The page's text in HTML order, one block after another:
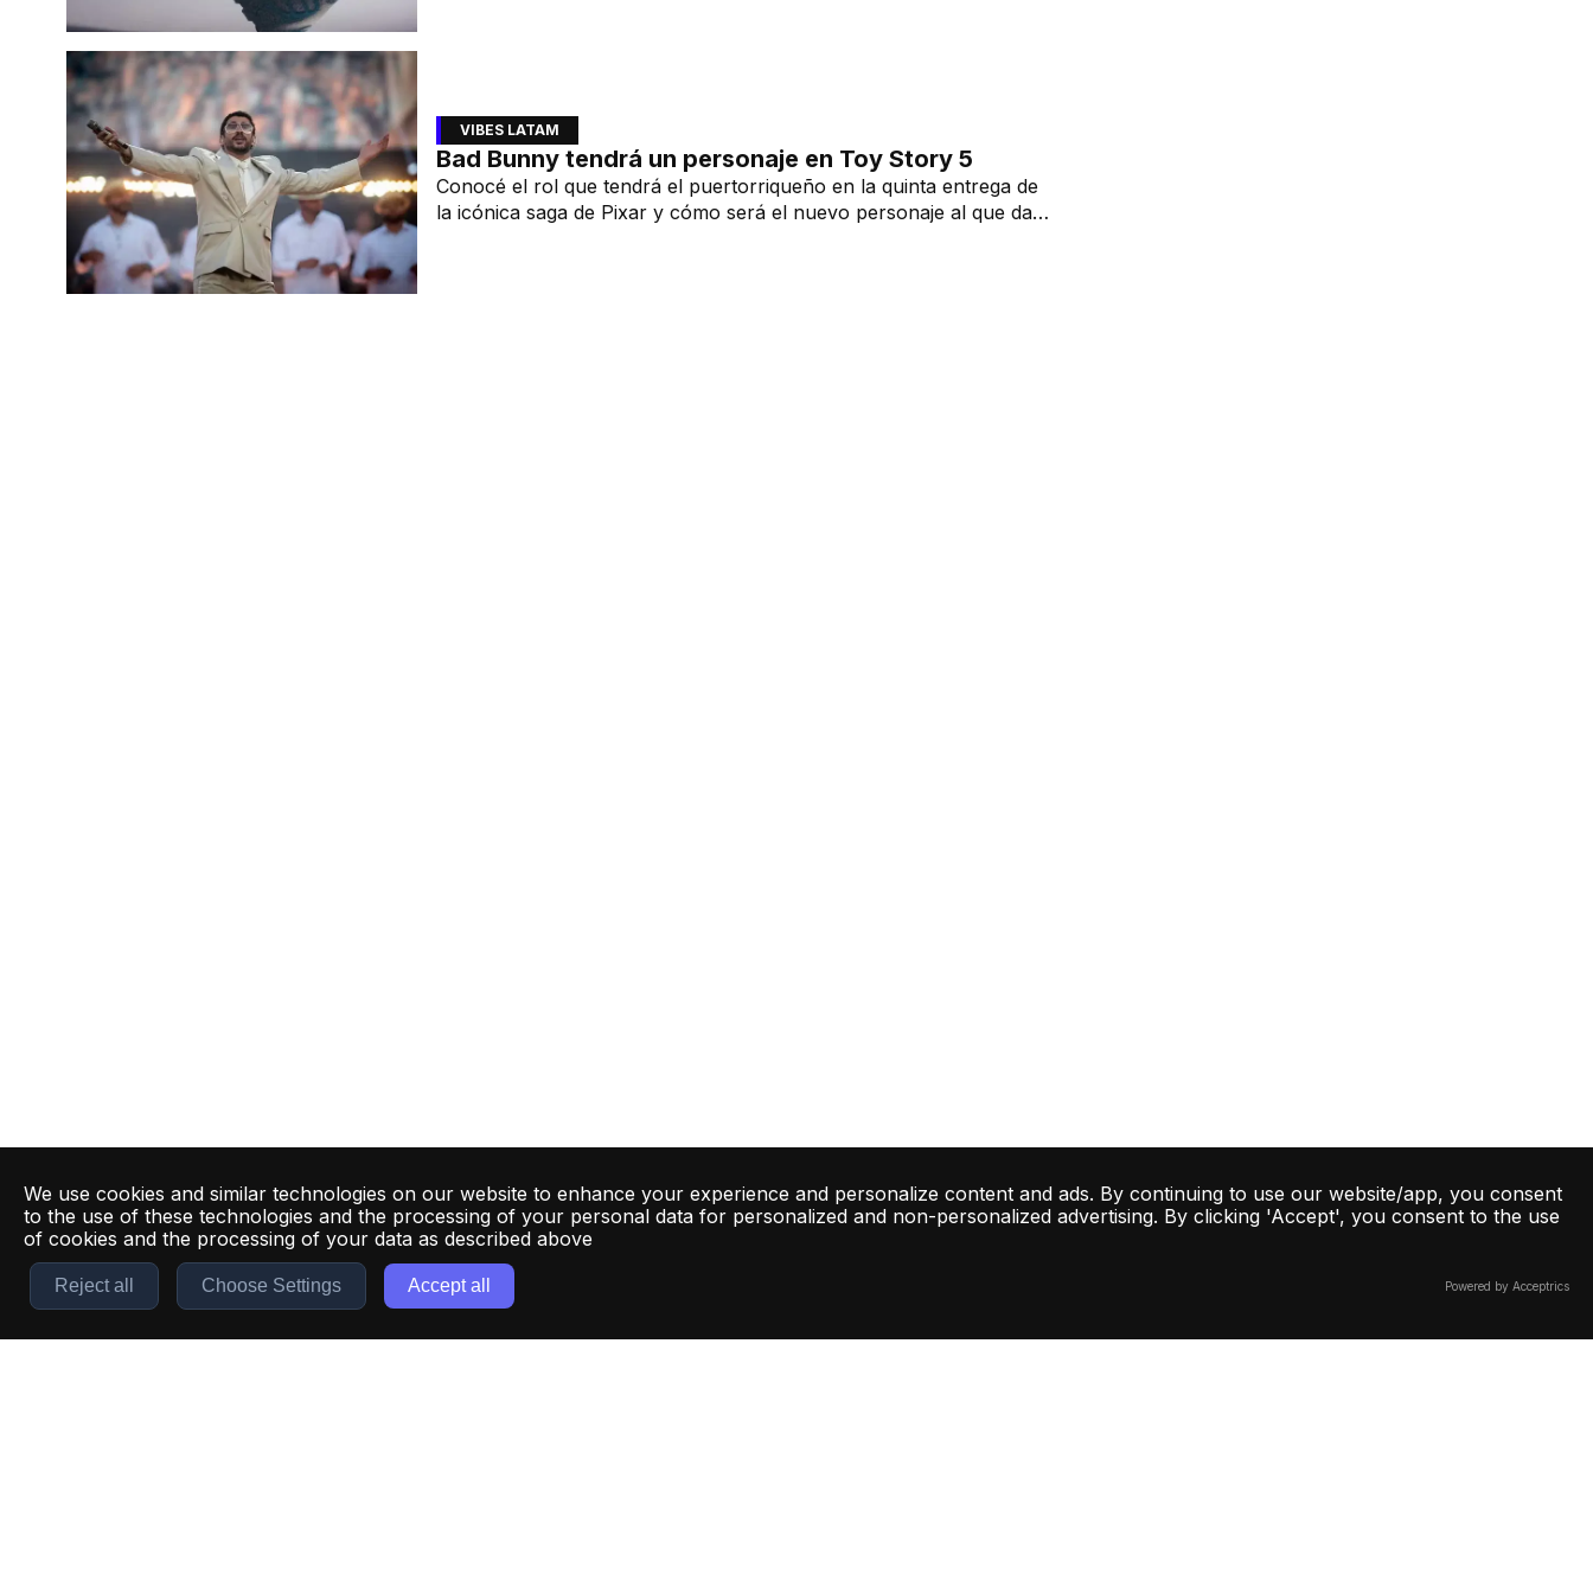
VIBES LATAM
Bad Bunny tendrá un personaje en Toy Story 5
Conocé el rol que tendrá el puertorriqueño en la quinta entrega de
la icónica saga de Pixar y cómo será el nuevo personaje al que dará
We use cookies and similar technologies on our website to enhance your experience and personalize content and ads. By continuing to use our website/app, you consent
to the use of these technologies and the processing of your personal data for personalized and non-personalized advertising. By clicking 'Accept', you consent to the use
of cookies and the processing of your data as described above
Reject all Choose Settings Accept all Powered by Acceptrics